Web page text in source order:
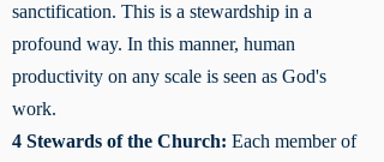
sanctification. This is a stewardship in a
profound way. In this manner, human
productivity on any scale is seen as God's
work.
4 Stewards of the Church: Each member of